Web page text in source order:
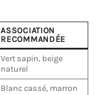
ASSOCIATION
RECOMMANDÉE
Vert sapin, beige
naturel
Blanc cassé, marron